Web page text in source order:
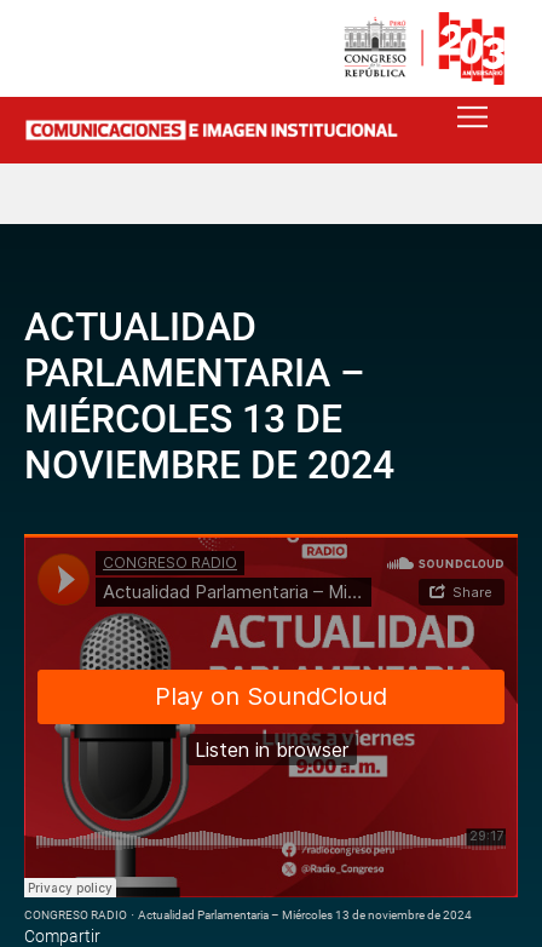
ACTUALIDAD
PARLAMENTARIA –
MIÉRCOLES 13 DE
NOVIEMBRE DE 2024
CONGRESO RADIO · Actualidad Parlamentaria – Miércoles 13 de noviembre de 2024
Compartir